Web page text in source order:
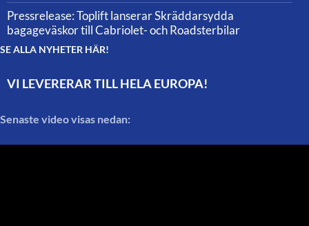
Pressrelease: Toplift lanserar Skräddarsydda
bagageväskor till Cabriolet- och Roadsterbilar
SE ALLA NYHETER HÄR!
VI LEVERERAR TILL HELA EUROPA!
Senaste video visas nedan: